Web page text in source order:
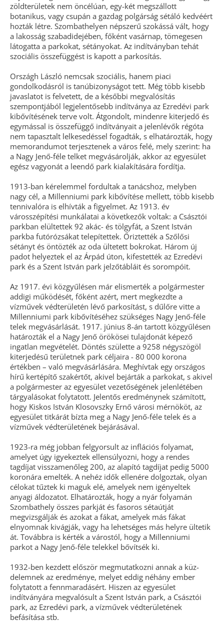
zöldterületek nem öncélúan, egy-két megszállott
botanikus, vagy csupán a gazdag polgárság sétáló kedvéért
hozták létre. Szombathelyen népszerű szokássá vált, hogy
a lakosság szabadidejében, főként vasárnap, tömegesen
látogatta a parkokat, sétányokat. Az indítványban tehát
szociális összefüggést is kapott a parkosítás.
Országh László nemcsak szociális, ha­nem piaci
gondolkodásról is tanúbizonyságot tett. Még több kisebb
javaslatot is felvetett, de a későbbi megvalósítás
szempontjából legjelentősebb indítványa az Ezredévi park
kibővítésének terve volt. Átgondolt, mindenre kiterjedő és
egymás­sal is összefüggő indítványait a jelenlévők régóta
nem tapasztalt lelkesedéssel fogadták, s elhatározták, hogy
memorandumot terjesztenek a város felé, mely szerint: ha
a Nagy Jenő-féle telket megvásárolják, akkor az egyesület
egész vagyonát a leendő park kialakítására fordítja.
1913-ban kérelemmel fordultak a tanácshoz, melyben
nagy cél, a Millenniumi park kibővítése mellett, több kisebb
tennivalóra is elhívták a figyelmet. Az 1913. év
városszépítési munkálatai a következők voltak: a Császtói
park­ban elültettek 92 akác- és tölgyfát, a Szent István
parkba futórózsákat telepítettek. Őriztették a Szőlősi
sétányt és öntözték az oda ültetett bokrokat. Három új
padot helyeztek el az Árpád úton, kifestették az Ezredévi
park és a Szent Ist­ván park jelzőtábláit és sorompóit.
Az 1917. évi közgyűlésen már elismerték a polgármester
addigi működését, főként azért, mert megkezdte a
vízművek védterületén lévő parkosítást, s dűlőre vitte a
Millenniumi park kibővítéséhez szükséges Nagy Jenő-féle
telek megvásárlását. 1917. június 8-án tartott közgyűlésen
határozták el a Nagy Jenő örökösei tulajdonát képező
ingatlan megvételét. Döntés születte a 9258 négyszögöl
kiterjedésű területnek park céljaira - 80 000 korona
értékben – való megvásárlására. Meghívtak egy országos
hírű kertépítő szakértőt, akivel bejárták a parkokat, s akivel
a polgármester az egyesület vezetőségének jelenlétében
tárgyalásokat folytatott. Jelentős eredménynek számított,
hogy Kiskos István Klosovszky Ernő városi mérnököt, az
egyesület titkárát bízta meg a Nagy Jenő-féle telek és a
vízművek védterületének bejárásával.
1923-ra még jobban felgyorsult az inflációs folyamat,
amelyet úgy igye­kez­tek ellensúlyozni, hogy a rendes
tagdíjat visszamenőleg 200, az alapító tagdíjat pedig 5000
koronára emelték. A nehéz idők ellenére dolgoztak, olyan
cé­lo­kat tűztek ki maguk elé, amelyek nem igényeltek
anyagi áldozatot. Elhatározták, hogy a nyár folyamán
Szombathely összes parkját és fasoros sétaútját
megvizsgálják és azokat a fákat, amelyek más fákat
elnyomnak kivágják, vagy ha lehetséges más helyre ültetik
át. Továbbra is kérték a várostól, hogy a Millenniumi
parkot a Nagy Jenő-féle telekkel bővítsék ki.
1932-ben kezdett először megmutatkozni annak a küz­
delemnek az eredménye, melyet eddig néhány ember
folytatott a fennmaradásért. Hiszen az egyesület
indítványára megvalósult a Szent István park, a Csász­tói
park, az Ezredévi park, a vízművek védterületének
befásítása stb.